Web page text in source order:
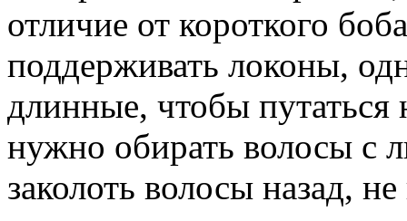
отличие от короткого
поддерживать локоны,
длинные, чтобы путаться
нужно обирать волосы с
заколоть волосы назад,